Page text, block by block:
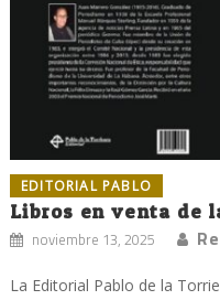
EDITORIAL PABLO
Libros en venta de
noviembre 13, 2025
La Editorial Pablo de la